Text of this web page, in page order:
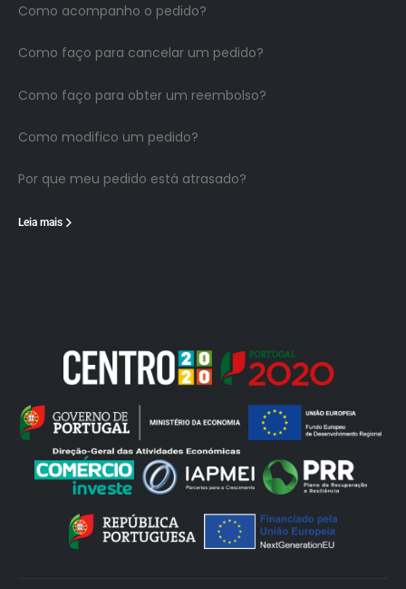
Como acompanho o pedido?
Como faço para cancelar um pedido?
Como faço para obter um reembolso?
Como modifico um pedido?
Por que meu pedido está atrasado?
Leia mais